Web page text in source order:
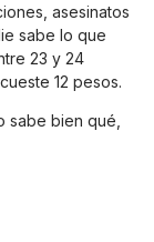
asesinatos
sabe lo que
23 y 24
12 pesos.
sabe bien qué,